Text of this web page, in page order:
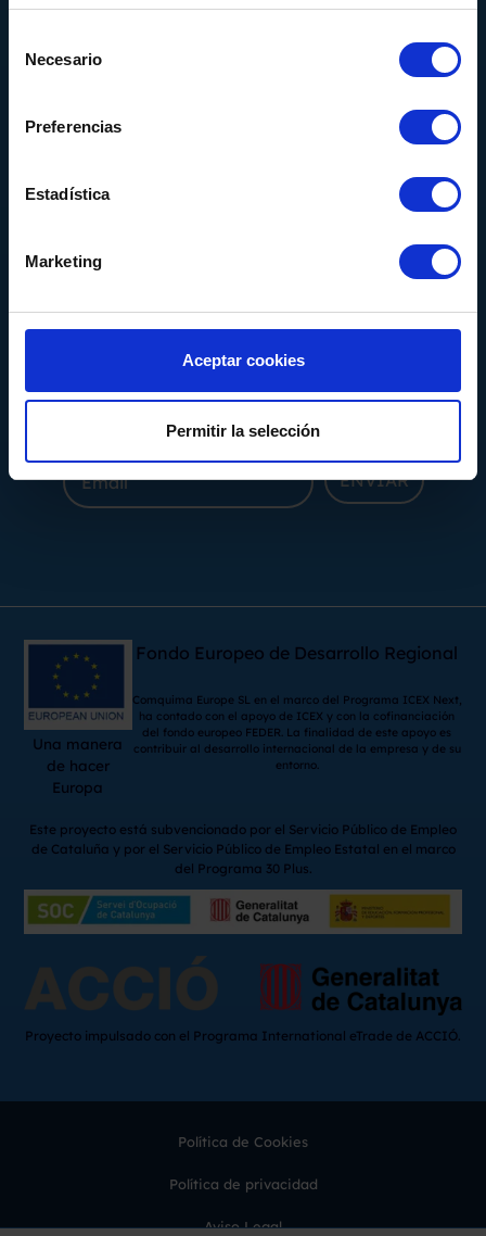
Necesario
Preferencias
Estadística
Marketing
Aceptar cookies
Permitir la selección
Representadas
Subcribase a nuestra newsletter
ENVIAR
Una manera
de hacer
Europa
Fondo Europeo de Desarrollo Regional
Comquima Europe SL en el marco del Programa ICEX Next,
ha contado con el apoyo de ICEX y con la cofinanciación
del fondo europeo FEDER. La finalidad de este apoyo es
contribuir al desarrollo internacional de la empresa y de su
entorno.
Este proyecto está subvencionado por el Servicio Público de Empleo
de Cataluña y por el Servicio Público de Empleo Estatal en el marco
del Programa 30 Plus.
Proyecto impulsado con el Programa International eTrade de ACCIÓ.
Política de Cookies
Política de privacidad
Aviso Legal